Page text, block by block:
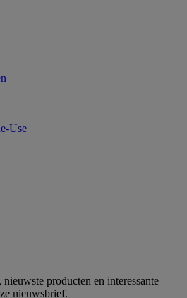
Use
producten en interessante
nieuwsbrief.